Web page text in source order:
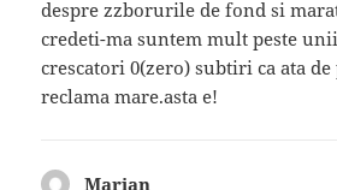
despre zzborurile de fond si
credeti-ma suntem mult peste
crescatori 0(zero) subtiri ca ata
reclama mare.asta e!
Marian